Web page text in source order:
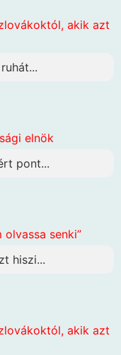
akik azt
elnök
pont...
senki”
hiszi...
akik azt